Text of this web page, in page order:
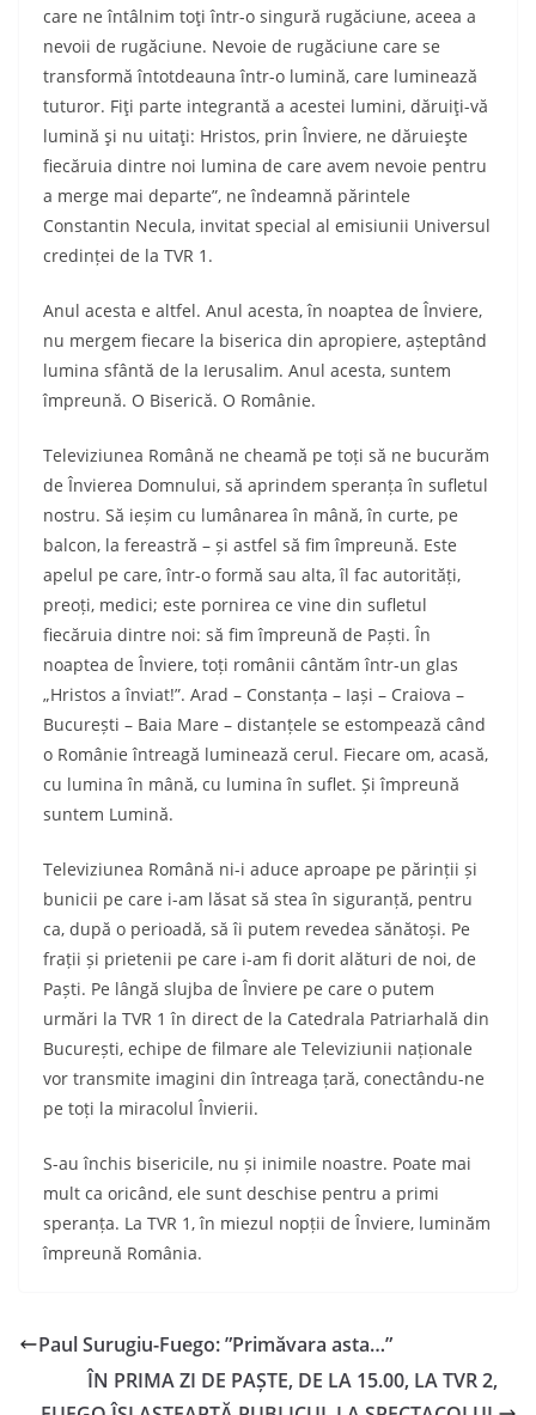
care ne întâlnim toţi într-o singură rugăciune, aceea a
nevoii de rugăciune. Nevoie de rugăciune care se
transformă întotdeauna într-o lumină, care luminează
tuturor. Fiţi parte integrantă a acestei lumini, dăruiţi-vă
lumină şi nu uitaţi: Hristos, prin Înviere, ne dăruieşte
fiecăruia dintre noi lumina de care avem nevoie pentru
a merge mai departe”, ne îndeamnă părintele
Constantin Necula, invitat special al emisiunii Universul
credinței de la TVR 1.
Anul acesta e altfel. Anul acesta, în noaptea de Înviere,
nu mergem fiecare la biserica din apropiere, așteptând
lumina sfântă de la Ierusalim. Anul acesta, suntem
împreună. O Biserică. O Românie.
Televiziunea Română ne cheamă pe toți să ne bucurăm
de Învierea Domnului, să aprindem speranța în sufletul
nostru. Să ieșim cu lumânarea în mână, în curte, pe
balcon, la fereastră – și astfel să fim împreună. Este
apelul pe care, într-o formă sau alta, îl fac autorități,
preoți, medici; este pornirea ce vine din sufletul
fiecăruia dintre noi: să fim împreună de Paști. În
noaptea de Înviere, toți românii cântăm într-un glas
„Hristos a înviat!”. Arad – Constanța – Iași – Craiova –
București – Baia Mare – distanțele se estompează când
o Românie întreagă luminează cerul. Fiecare om, acasă,
cu lumina în mână, cu lumina în suflet. Și împreună
suntem Lumină.
Televiziunea Română ni-i aduce aproape pe părinții și
bunicii pe care i-am lăsat să stea în siguranță, pentru
ca, după o perioadă, să îi putem revedea sănătoși. Pe
frații și prietenii pe care i-am fi dorit alături de noi, de
Paști. Pe lângă slujba de Înviere pe care o putem
urmări la TVR 1 în direct de la Catedrala Patriarhală din
București, echipe de filmare ale Televiziunii naționale
vor transmite imagini din întreaga țară, conectându-ne
pe toți la miracolul Învierii.
S-au închis bisericile, nu și inimile noastre. Poate mai
mult ca oricând, ele sunt deschise pentru a primi
speranța. La TVR 1, în miezul nopții de Înviere, luminăm
împreună România.
Paul Surugiu-Fuego: ”Primăvara asta…”
ÎN PRIMA ZI DE PAȘTE, DE LA 15.00, LA TVR 2,